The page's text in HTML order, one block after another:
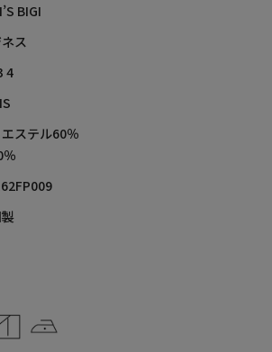
ためのリカバリーウェア】
BIGIによる特別なコラボレーション企画。
け合わせ、上質な佇まいとリラックス機能
のリカバリーセットアップです。
う新発想で、日常と回復をシームレスにつ
』の協業から生まれた〈COVEROSS
ジならではの高い伸縮性と軽やかさを兼
BIGI
ス
4
ステル60％